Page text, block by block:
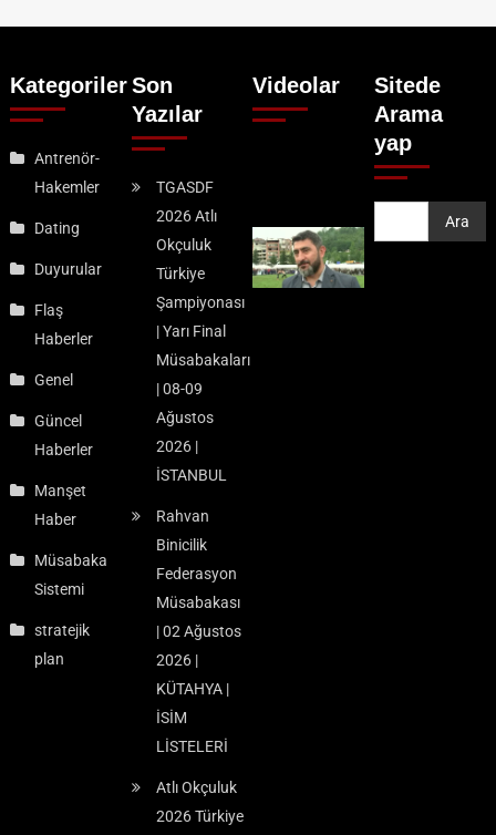
Kategoriler
Antrenör-
Hakemler
Dating
Duyurular
Flaş
Haberler
Genel
Güncel
Haberler
Manşet
Haber
Müsabaka
Sistemi
stratejik
plan
Son
Yazılar
TGASDF
2026 Atlı
Okçuluk
Türkiye
Şampiyonası
| Yarı Final
Müsabakaları
| 08-09
Ağustos
2026 |
İSTANBUL
Rahvan
Binicilik
Federasyon
Müsabakası
| 02 Ağustos
2026 |
KÜTAHYA |
İSİM
LİSTELERİ
Atlı Okçuluk
2026 Türkiye
Videolar
Sitede
Arama
yap
Ara